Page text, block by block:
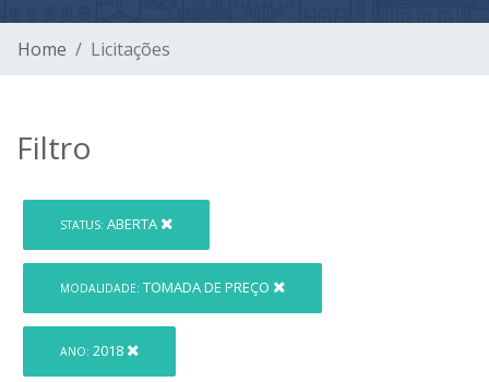
Home Licitações
Filtro
STATUS: ABERTA
MODALIDADE: TOMADA DE PREÇO
ANO: 2018